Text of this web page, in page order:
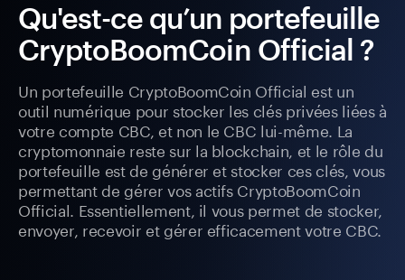
Qu'est-ce qu’un portefeuille
CryptoBoomCoin Official ?
Un portefeuille CryptoBoomCoin Official est un
outil numérique pour stocker les clés privées liées à
votre compte CBC, et non le CBC lui-même. La
cryptomonnaie reste sur la blockchain, et le rôle du
portefeuille est de générer et stocker ces clés, vous
permettant de gérer vos actifs CryptoBoomCoin
Official. Essentiellement, il vous permet de stocker,
envoyer, recevoir et gérer efficacement votre CBC.